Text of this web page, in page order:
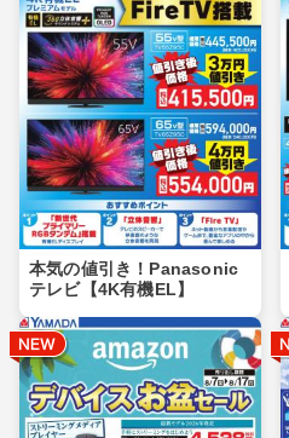
本気の値引き！Panasonic
テレビ【4K有機EL】